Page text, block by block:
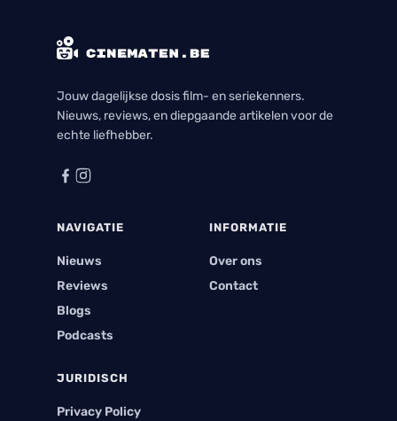
Jouw dagelijkse dosis film- en seriekenners.
Nieuws, reviews, en diepgaande artikelen voor de
echte liefhebber.
NAVIGATIE
Nieuws
Reviews
Blogs
Podcasts
INFORMATIE
Over ons
Contact
JURIDISCH
Privacy Policy